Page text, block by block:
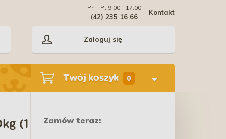
Kontakt
Pn - Pt 9:00 - 17:00
(42) 235 16 66
Zaloguj się
Twój koszyk 0
(1
Zamów teraz: